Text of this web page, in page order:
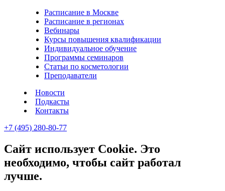
Расписание в Москве
Расписание в регионах
Вебинары
Курсы повышения квалификации
Индивидуальное обучение
Программы семинаров
Статьи по косметологии
Преподаватели
Новости
Подкасты
Контакты
+7 (495) 280-80-77
Сайт использует Cookie. Это
необходимо, чтобы сайт работал
лучше.